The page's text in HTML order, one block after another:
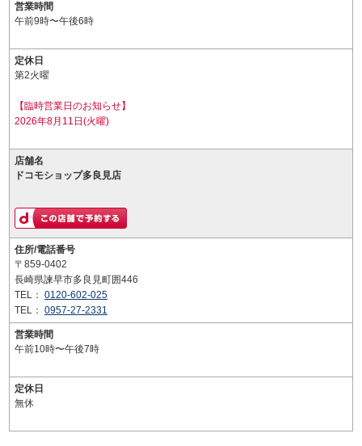
営業時間
午前9時〜午後6時
定休日
第2火曜
【臨時営業日のお知らせ】
2026年8月11日(火曜)
店舗名
ドコモショップ多良見店
住所/電話番号
〒859-0402
長崎県諫早市多良見町囲446
TEL： 0120-602-025
TEL： 0957-27-2331
営業時間
午前10時〜午後7時
定休日
無休